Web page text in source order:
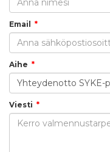
Email
Aihe
Viesti